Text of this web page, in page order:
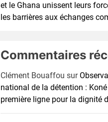
et le Ghana unissent leurs
les barrières aux échanges
Commentaires
Clément Bouaffou sur
national de la détention :
première ligne pour la dignité